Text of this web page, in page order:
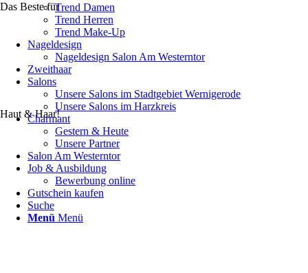
Das Beste für
Haut & Haar!
Trend Damen
Trend Herren
Trend Make-Up
Nageldesign
Nageldesign Salon Am Westerntor
Zweithaar
Salons
Unsere Salons im Stadtgebiet Wernigerode
Unsere Salons im Harzkreis
Charmant
Gestern & Heute
Unsere Partner
Salon Am Westerntor
Job & Ausbildung
Bewerbung online
Gutschein kaufen
Suche
Menü Menü